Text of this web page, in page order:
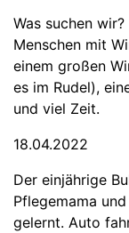
Was suchen wir?
Menschen mit
einem großen
es im Rudel),
und viel Zeit.
18.04.2022
Der einjährige
Pflegemama
gelernt. Auto